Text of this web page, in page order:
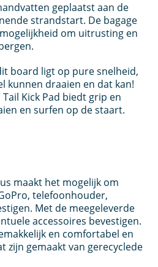
geplaatst aan de
strandstart. De bagage
om uitrusting en
board ligt op pure snelheid,
kunnen draaien en dat kan!
Kick Pad biedt grip en
en surfen op de staart.
maakt het mogelijk om
telefoonhouder,
Met de meegeleverde
accessoires bevestigen.
en comfortabel en
zijn gemaakt van gerecyclede